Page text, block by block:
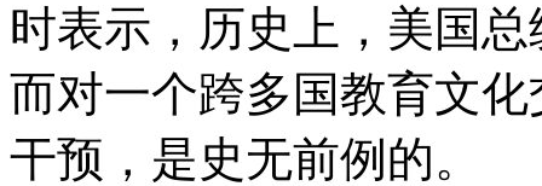
时表示，历史上，美国
而对一个跨多国教育文
干预，是史无前例的。